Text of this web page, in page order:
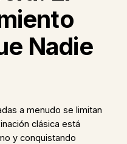
Nadie
a menudo se limitan
clásica está
y conquistando